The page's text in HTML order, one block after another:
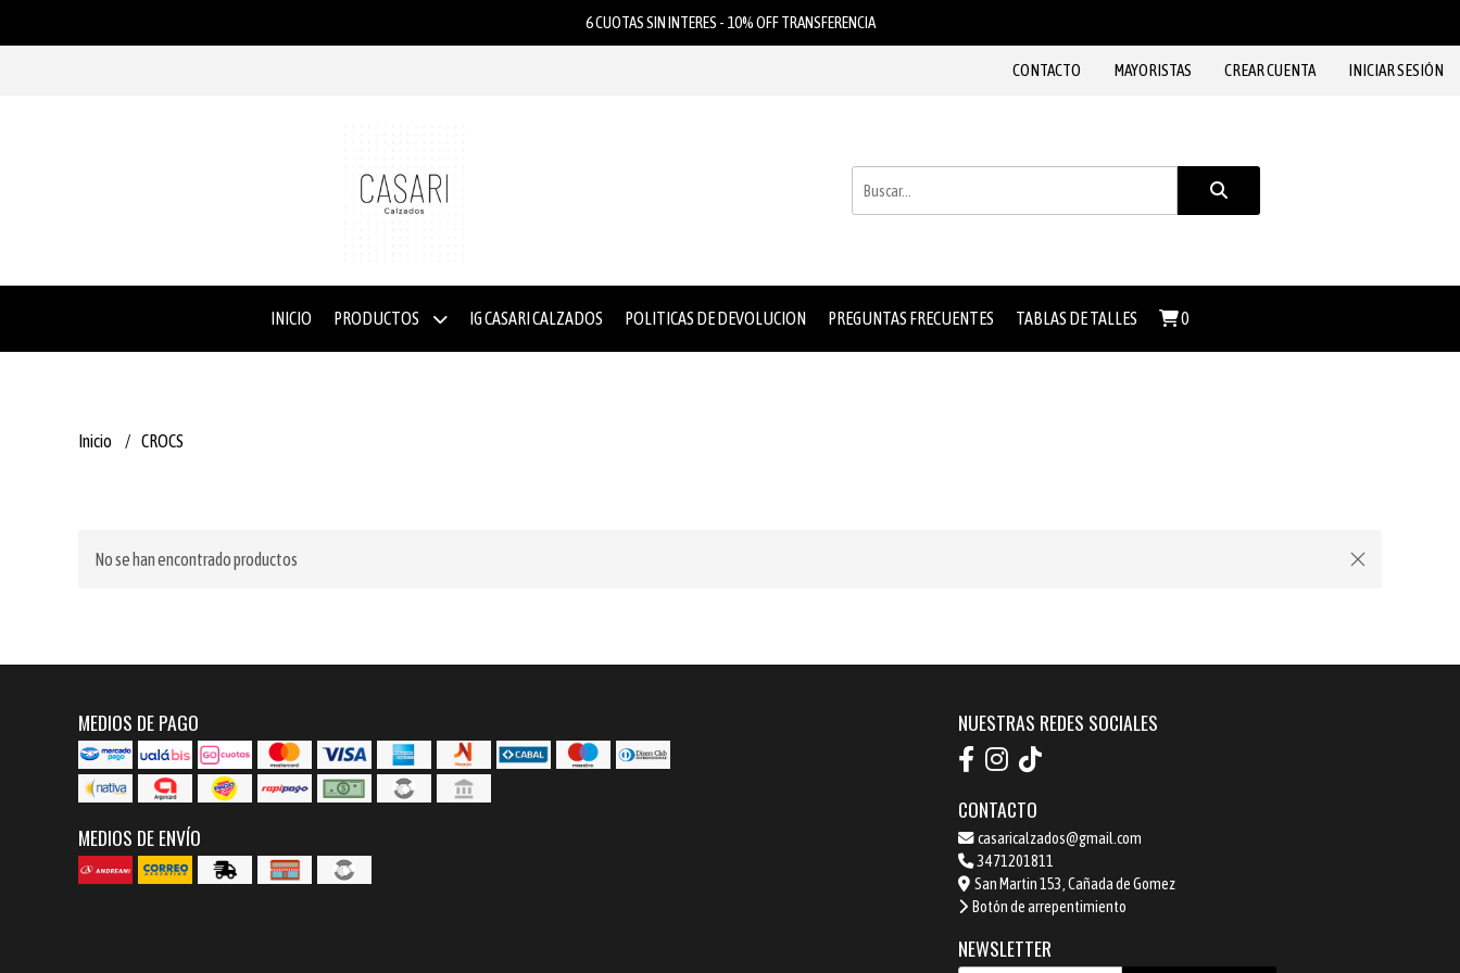
6 CUOTAS SIN INTERES - 10% OFF TRANSFERENCIA
CONTACTO MAYORISTAS CREAR CUENTA INICIAR SESIÓN
INICIO PRODUCTOS IG CASARI CALZADOS POLITICAS DE DEVOLUCION PREGUNTAS FRECUENTES TABLAS DE TALLES 0
Inicio CROCS
No se han encontrado productos
MEDIOS DE PAGO
MEDIOS DE ENVÍO
NUESTRAS REDES SOCIALES
CONTACTO
casaricalzados@gmail.com
3471201811
San Martin 153, Cañada de Gomez
Botón de arrepentimiento
NEWSLETTER